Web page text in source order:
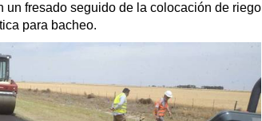
un fresado seguido de la colocación de riego
para bacheo.